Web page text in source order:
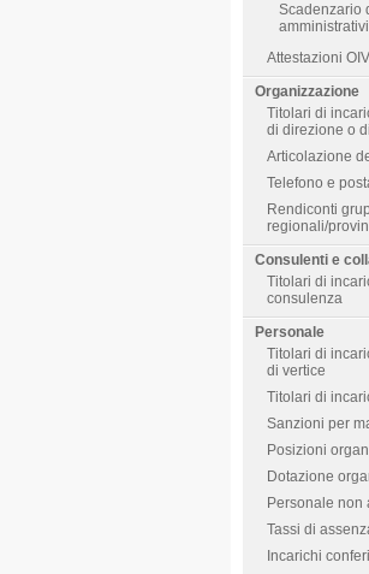
Scadenzario
amministrativi
Attestazioni
Organizzazione
Titolari di
di direzione o
Articolazione
Telefono e
Rendiconti
regionali/
Consulenti e
Titolari di
consulenza
Personale
Titolari di
di vertice
Titolari di
Sanzioni per
Posizioni
Dotazione
Personale non
Tassi di
Incarichi